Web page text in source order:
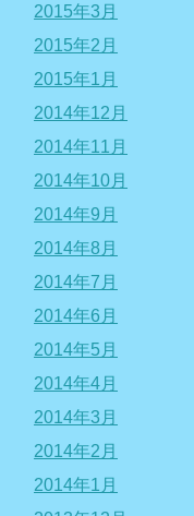
2015年3月
2015年2月
2015年1月
2014年12月
2014年11月
2014年10月
2014年9月
2014年8月
2014年7月
2014年6月
2014年5月
2014年4月
2014年3月
2014年2月
2014年1月